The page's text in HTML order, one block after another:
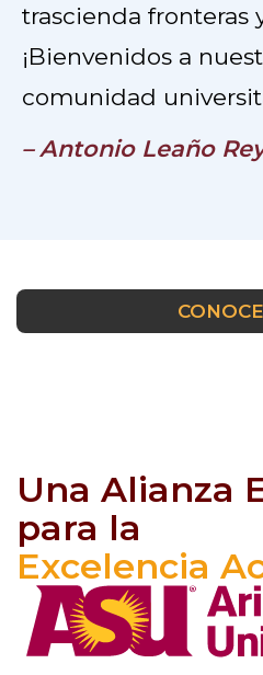
trascienda fronteras
¡Bienvenidos a
comunidad
– Antonio Leaño
Una Alianza
para la
Excelencia